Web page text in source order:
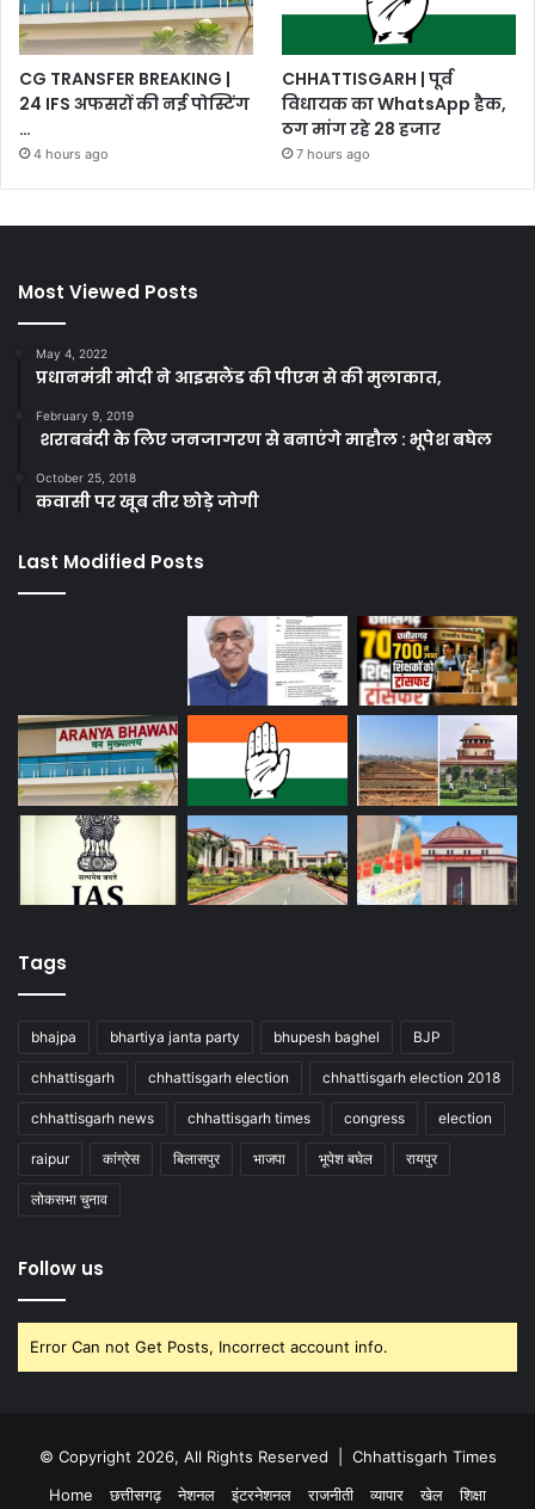
CG TRANSFER BREAKING |
24 IFS अफसरों की नई पोस्टिंग
…
4 hours ago
CHHATTISGARH | पूर्व
विधायक का WhatsApp हैक,
ठग मांग रहे 28 हजार
7 hours ago
Most Viewed Posts
May 4, 2022
प्रधानमंत्री मोदी ने आइसलैंड की पीएम से की मुलाकात,
February 9, 2019
शराबबंदी के लिए जनजागरण से बनाएंगे माहौल : भूपेश बघेल
October 25, 2018
कवासी पर खूब तीर छोड़े जोगी
Last Modified Posts
Tags
bhajpa bhartiya janta party bhupesh baghel BJP
chhattisgarh chhattisgarh election chhattisgarh election 2018
chhattisgarh news chhattisgarh times congress election
raipur कांग्रेस बिलासपुर भाजपा भूपेश बघेल रायपुर
लोकसभा चुनाव
Follow us
Error Can not Get Posts, Incorrect account info.
© Copyright 2026, All Rights Reserved | Chhattisgarh Times
Home
छत्तीसगढ़ नेशनल इंटरनेशनल राजनीती व्यापार खेल शिक्षा